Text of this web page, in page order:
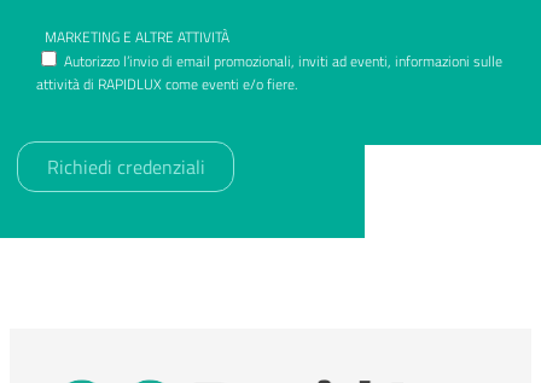
MARKETING E ALTRE ATTIVITÀ
Autorizzo l’invio di email promozionali, inviti ad eventi, informazioni sulle
attività di RAPIDLUX come eventi e/o fiere.